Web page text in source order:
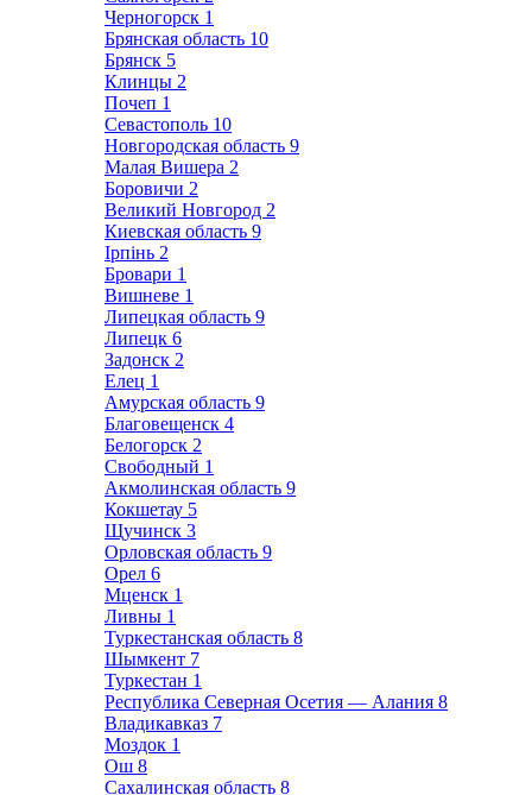
Черногорск 1
Брянская область 10
Брянск 5
Клинцы 2
Почеп 1
Севастополь 10
Новгородская область 9
Малая Вишера 2
Боровичи 2
Великий Новгород 2
Киевская область 9
Ірпінь 2
Бровари 1
Вишневе 1
Липецкая область 9
Липецк 6
Задонск 2
Елец 1
Амурская область 9
Благовещенск 4
Белогорск 2
Свободный 1
Акмолинская область 9
Кокшетау 5
Щучинск 3
Орловская область 9
Орел 6
Мценск 1
Ливны 1
Туркестанская область 8
Шымкент 7
Туркестан 1
Республика Северная Осетия — Алания 8
Владикавказ 7
Моздок 1
Ош 8
Сахалинская область 8